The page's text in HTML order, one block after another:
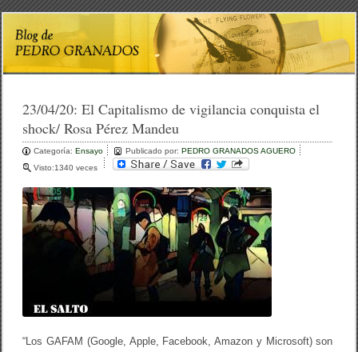
23/04/20:El Capitalismo de vigilancia conquista el
shock/ Rosa Pérez Mandeu
Categoría:Ensayo Publicado por:PEDRO GRANADOS AGUERO
Visto:1340 veces
“Los GAFAM (Google, Apple, Facebook, Amazon y Microsoft) son